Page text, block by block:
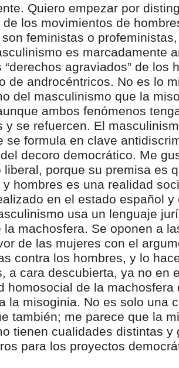
Quiero empezar por
los movimientos de
feministas o
es marcadamente
“derechos agraviados” de los
de androcéntricos. No es lo
del masculinismo que la
ambos fenómenos
y se refuercen. El
se formula en clave
decoro democrático. Me
liberal, porque su premisa es
y hombres es una realidad
en el estado español y
usa un lenguaje
la machosfera. Se oponen a
de las mujeres con el
contra los hombres, y lo
a cara descubierta, ya no en
homosocial de la machosfera
la misoginia. No es solo una
también; me parece que la
tienen cualidades distintas y
para los proyectos